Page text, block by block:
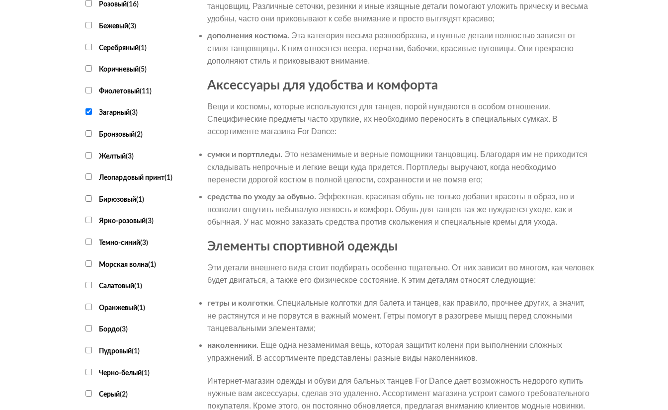
Розовый(16)
Бежевый(3)
Серебряный(1)
Коричневый(5)
Фиолетовый(11)
Загарный(3)
Бронзовый(2)
Желтый(3)
Леопардовый принт(1)
Бирюзовый(1)
Ярко-розовый(3)
Темно-синий(3)
Морская волна(1)
Салатовый(1)
Оранжевый(1)
Бордо(3)
Пудровый(1)
Черно-белый(1)
Серый(2)
танцовщиц. Различные сеточки, резинки и иные изящные детали помогают уложить прическу и весьма
удобны, часто они приковывают к себе внимание и просто выглядят красиво;
дополнения костюма. Эта категория весьма разнообразна, и нужные детали полностью зависят от
стиля танцовщицы. К ним относятся веера, перчатки, бабочки, красивые пуговицы. Они прекрасно
дополняют стиль и приковывают внимание.
Аксессуары для удобства и комфорта
Вещи и костюмы, которые используются для танцев, порой нуждаются в особом отношении.
Специфические предметы часто хрупкие, их необходимо переносить в специальных сумках. В
ассортименте магазина For Dance:
сумки и портпледы. Это незаменимые и верные помощники танцовщиц. Благодаря им не приходится
складывать непрочные и легкие вещи куда придется. Портпледы выручают, когда необходимо
перенести дорогой костюм в полной целости, сохранности и не помяв его;
средства по уходу за обувью. Эффектная, красивая обувь не только добавит красоты в образ, но и
позволит ощутить небывалую легкость и комфорт. Обувь для танцев так же нуждается уходе, как и
обычная. У нас можно заказать средства против скольжения и специальные кремы для ухода.
Элементы спортивной одежды
Эти детали внешнего вида стоит подбирать особенно тщательно. От них зависит во многом, как человек
будет двигаться, а также его физическое состояние. К этим деталям относят следующие:
гетры и колготки. Специальные колготки для балета и танцев, как правило, прочнее других, а значит,
не растянутся и не порвутся в важный момент. Гетры помогут в разогреве мышц перед сложными
танцевальными элементами;
наколенники. Еще одна незаменимая вещь, которая защитит колени при выполнении сложных
упражнений. В ассортименте представлены разные виды наколенников.
Интернет-магазин одежды и обуви для бальных танцев For Dance дает возможность недорого купить
нужные вам аксессуары, сделав это удаленно. Ассортимент магазина устроит самого требовательного
покупателя. Кроме этого, он постоянно обновляется, предлагая вниманию клиентов модные новинки.